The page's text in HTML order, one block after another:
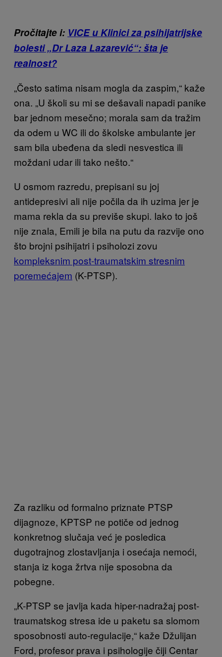
Pročitajte i: VICE u Klinici za psihijatrijske
bolesti „Dr Laza Lazarević“: šta je
realnost?
„Često satima nisam mogla da zaspim,“ kaže
ona. „U školi su mi se dešavali napadi panike
bar jednom mesečno; morala sam da tražim
da odem u WC ili do školske ambulante jer
sam bila ubeđena da sledi nesvestica ili
moždani udar ili tako nešto.“
U osmom razredu, prepisani su joj
antidepresivi ali nije počila da ih uzima jer je
mama rekla da su previše skupi. Iako to još
nije znala, Emili je bila na putu da razvije ono
što brojni psihijatri i psiholozi zovu
kompleksnim post-traumatskim stresnim
poremećajem (K-PTSP).
Za razliku od formalno priznate PTSP
dijagnoze, KPTSP ne potiče od jednog
konkretnog slučaja već je posledica
dugotrajnog zlostavljanja i osećaja nemoći,
stanja iz koga žrtva nije sposobna da
pobegne.
„K-PTSP se javlja kada hiper-nadražaj post-
traumatskog stresa ide u paketu sa slomom
sposobnosti auto-regulacije,“ kaže Džulijan
Ford, profesor prava i psihologije čiji Centar